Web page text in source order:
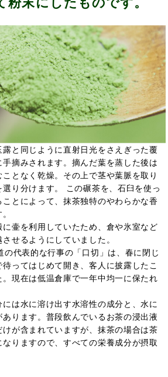
と同じように直射日光をさえぎった覆
摘みされます。摘んだ葉を蒸した後は
となく乾燥。その上で茎や葉脈を取り
り分けます。 この碾茶を、石臼を使っ
とによって、抹茶独特のやわらかな香
壷を利用していたため、倉や氷室など
せるようにしていました。
の代表的な行事の「口切」は、春に閉じ
ってはじめて開き、客人に披露したこ
現在は低温倉庫で一年中均一に保たれ
は水に溶け出す水溶性の成分と、水に
ります。普段飲んでいるお茶の浸出液
が含まれていますが、抹茶の場合は茶
りますので、すべての栄養成分が摂取